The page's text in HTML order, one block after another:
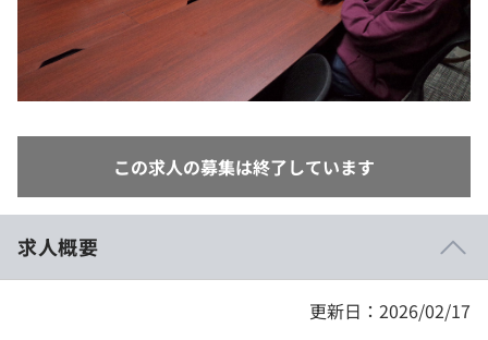
法人向けプラン
学校向けプラン
この求人の募集は終了しています
求人概要
更新日：2026/02/17